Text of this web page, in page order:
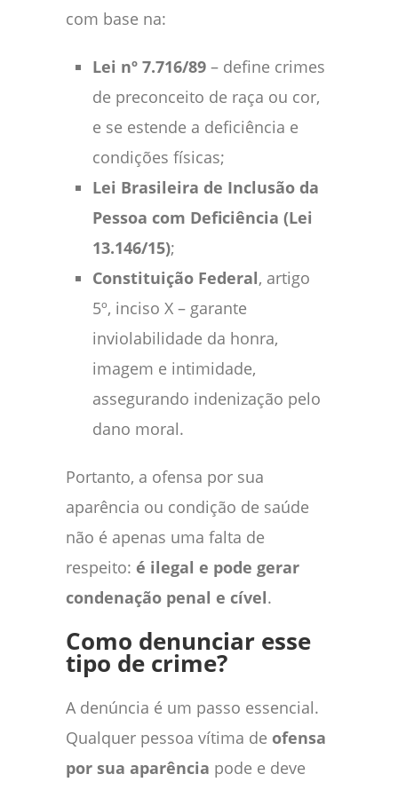
com base na:
Lei nº 7.716/89 – define crimes
de preconceito de raça ou cor,
e se estende a deficiência e
condições físicas;
Lei Brasileira de Inclusão da
Pessoa com Deficiência (Lei
13.146/15);
Constituição Federal, artigo
5º, inciso X – garante
inviolabilidade da honra,
imagem e intimidade,
assegurando indenização pelo
dano moral.
Portanto, a ofensa por sua
aparência ou condição de saúde
não é apenas uma falta de
respeito: é ilegal e pode gerar
condenação penal e cível.
Como denunciar esse
tipo de crime?
A denúncia é um passo essencial.
Qualquer pessoa vítima de ofensa
por sua aparência pode e deve